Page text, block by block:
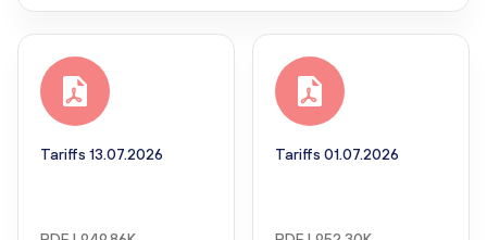
Tariffs 13.07.2026 Tariffs 01.07.2026